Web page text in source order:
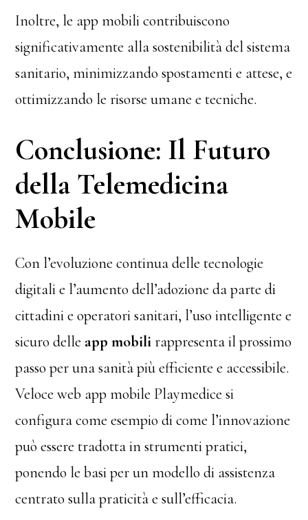
Inoltre, le app mobili contribuiscono
significativamente alla sostenibilità del sistema
sanitario, minimizzando spostamenti e attese, e
ottimizzando le risorse umane e tecniche.
Conclusione: Il Futuro
della Telemedicina
Mobile
Con l’evoluzione continua delle tecnologie
digitali e l’aumento dell’adozione da parte di
cittadini e operatori sanitari, l’uso intelligente e
sicuro delle app mobilirappresenta il prossimo
passo per una sanità più efficiente e accessibile.
Veloce web app mobile Playmedice si
configura come esempio di come l’innovazione
può essere tradotta in strumenti pratici,
ponendo le basi per un modello di assistenza
centrato sulla praticità e sull’efficacia.